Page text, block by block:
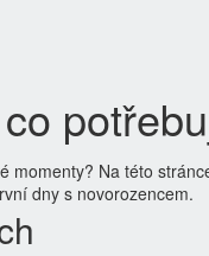
momenty? Na této
dny s novorozencem.